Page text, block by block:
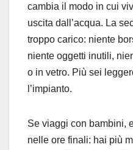
cambia il modo in cui
uscita dall’acqua. La
troppo carico: niente
niente oggetti inutili,
o in vetro. Più sei
l’impianto.
Se viaggi con bambini,
nelle ore finali: hai più